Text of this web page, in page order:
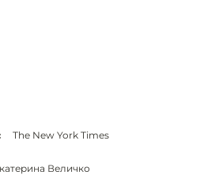
The New York Times
Величко